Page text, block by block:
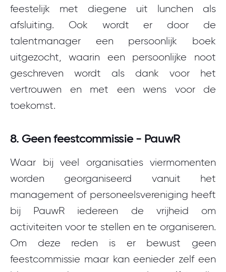
feestelijk met diegene uit lunchen als
afsluiting. Ook wordt er door de
talentmanager een persoonlijk boek
uitgezocht, waarin een persoonlijke noot
geschreven wordt als dank voor het
vertrouwen en met een wens voor de
toekomst.
8. Geen feestcommissie - PauwR
Waar bij veel organisaties viermomenten
worden georganiseerd vanuit het
management of personeelsvereniging heeft
bij PauwR iedereen de vrijheid om
activiteiten voor te stellen en te organiseren.
Om deze reden is er bewust geen
feestcommissie maar kan eenieder zelf een